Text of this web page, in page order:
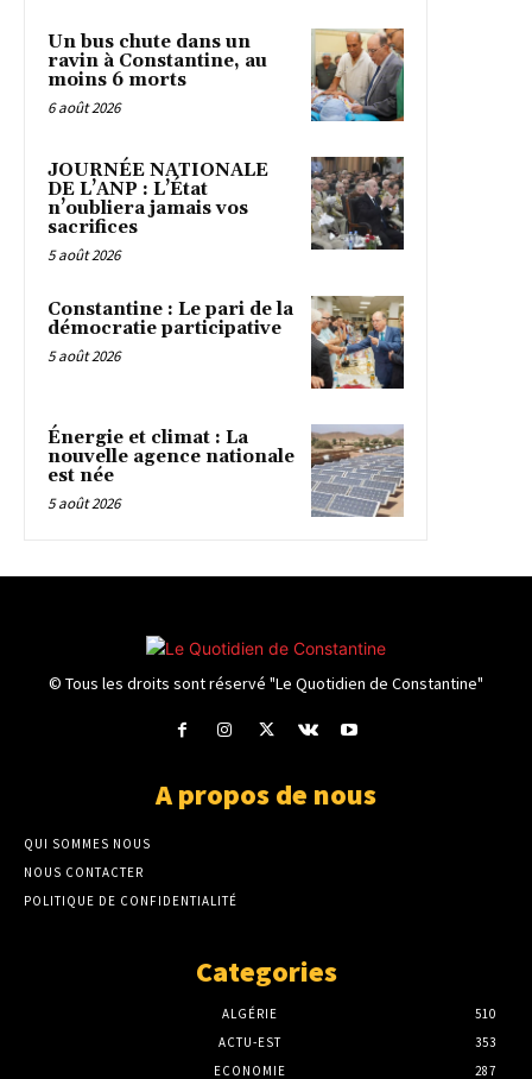
Un bus chute dans un
ravin à Constantine, au
moins 6 morts
6 août 2026
JOURNÉE NATIONALE
DE L’ANP : L’État
n’oubliera jamais vos
sacrifices
5 août 2026
Constantine : Le pari de la
démocratie participative
5 août 2026
Énergie et climat : La
nouvelle agence nationale
est née
5 août 2026
© Tous les droits sont réservé "Le Quotidien de Constantine"
A propos de nous
QUI SOMMES NOUS
NOUS CONTACTER
POLITIQUE DE CONFIDENTIALITÉ
Categories
ALGÉRIE
510
ACTU-EST
353
ECONOMIE
287